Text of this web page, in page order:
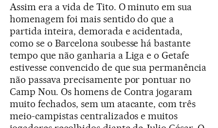
Assim era a vida de Tito. O minuto em sua
homenagem foi mais sentido do que a
partida inteira, demorada e acidentada,
como se o Barcelona soubesse há bastante
tempo que não ganharia a Liga e o Getafe
estivesse convencido de que sua permanência
não passava precisamente por pontuar no
Camp Nou. Os homens de Contra jogaram
muito fechados, sem um atacante, com três
meio-campistas centralizados e muitos